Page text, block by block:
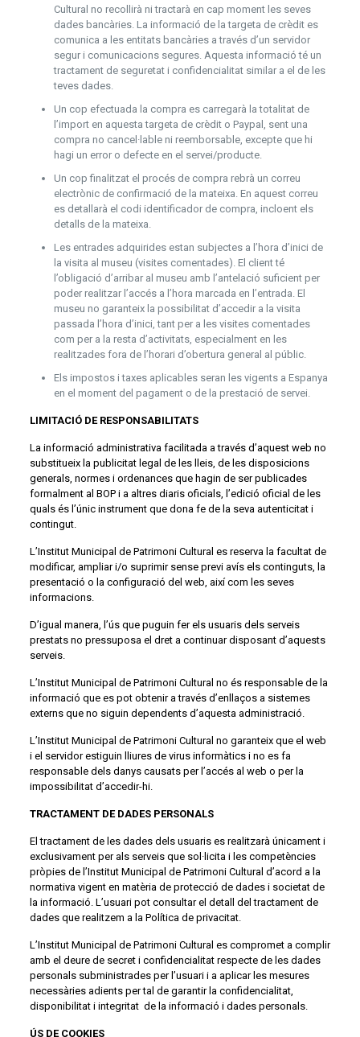
Cultural no recollirà ni tractarà en cap moment les seves
dades bancàries. La informació de la targeta de crèdit es
comunica a les entitats bancàries a través d’un servidor
segur i comunicacions segures. Aquesta informació té un
tractament de seguretat i confidencialitat similar a el de les
teves dades.
Un cop efectuada la compra es carregarà la totalitat de
l’import en aquesta targeta de crèdit o Paypal, sent una
compra no cancel·lable ni reemborsable, excepte que hi
hagi un error o defecte en el servei/producte.
Un cop finalitzat el procés de compra rebrà un correu
electrònic de confirmació de la mateixa. En aquest correu
es detallarà el codi identificador de compra, incloent els
detalls de la mateixa.
Les entrades adquirides estan subjectes a l’hora d’inici de
la visita al museu (visites comentades). El client té
l’obligació d’arribar al museu amb l’antelació suficient per
poder realitzar l’accés a l’hora marcada en l’entrada. El
museu no garanteix la possibilitat d’accedir a la visita
passada l’hora d’inici, tant per a les visites comentades
com per a la resta d’activitats, especialment en les
realitzades fora de l’horari d’obertura general al públic.
Els impostos i taxes aplicables seran les vigents a Espanya
en el moment del pagament o de la prestació de servei.
LIMITACIÓ DE RESPONSABILITATS
La informació administrativa facilitada a través d’aquest web no
substitueix la publicitat legal de les lleis, de les disposicions
generals, normes i ordenances que hagin de ser publicades
formalment al BOP i a altres diaris oficials, l’edició oficial de les
quals és l’únic instrument que dona fe de la seva autenticitat i
contingut.
L’Institut Municipal de Patrimoni Cultural es reserva la facultat de
modificar, ampliar i/o suprimir sense previ avís els continguts, la
presentació o la configuració del web, així com les seves
informacions.
D’igual manera, l’ús que puguin fer els usuaris dels serveis
prestats no pressuposa el dret a continuar disposant d’aquests
serveis.
L’Institut Municipal de Patrimoni Cultural no és responsable de la
informació que es pot obtenir a través d’enllaços a sistemes
externs que no siguin dependents d’aquesta administració.
L’Institut Municipal de Patrimoni Cultural no garanteix que el web
i el servidor estiguin lliures de virus informàtics i no es fa
responsable dels danys causats per l’accés al web o per la
impossibilitat d’accedir-hi.
TRACTAMENT DE DADES PERSONALS
El tractament de les dades dels usuaris es realitzarà únicament i
exclusivament per als serveis que sol·licita i les competències
pròpies de l’Institut Municipal de Patrimoni Cultural d’acord a la
normativa vigent en matèria de protecció de dades i societat de
la informació. L’usuari pot consultar el detall del tractament de
dades que realitzem a la Política de privacitat.
L’Institut Municipal de Patrimoni Cultural es compromet a complir
amb el deure de secret i confidencialitat respecte de les dades
personals subministrades per l’usuari i a aplicar les mesures
necessàries adients per tal de garantir la confidencialitat,
disponibilitat i integritat de la informació i dades personals.
ÚS DE COOKIES